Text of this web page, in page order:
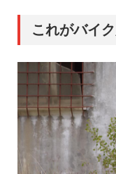
これがバイ